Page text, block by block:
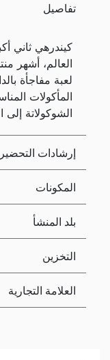
تفاصيل
كيندرهي ثاني
العالم، أشهر
لعبة مفاجأة
المأكولات
الشوكولاتة إلى
إرشادات التحضير
المكونات
بلد المنشأ
التخزين
العلامة التجارية